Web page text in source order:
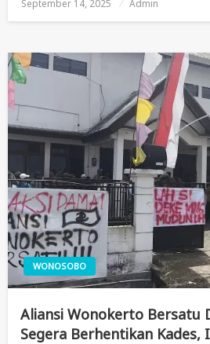
Posted
On
September 14, 2025 Admin
WONOSOBO
Aliansi Wonokerto Bersatu
Segera Berhentikan Kades,